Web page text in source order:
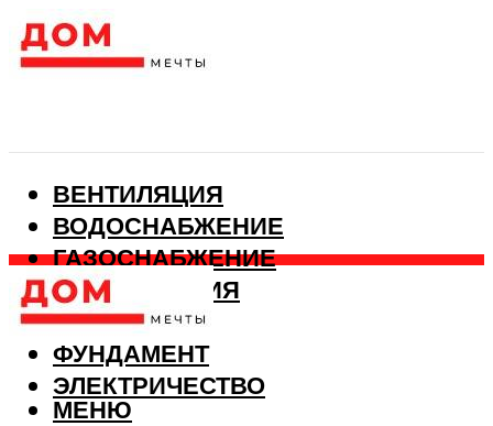
ВЕНТИЛЯЦИЯ
ВОДОСНАБЖЕНИЕ
ГАЗОСНАБЖЕНИЕ
КАНАЛИЗАЦИЯ
ОТОПЛЕНИЕ
ФУНДАМЕНТ
ЭЛЕКТРИЧЕСТВО
МЕНЮ